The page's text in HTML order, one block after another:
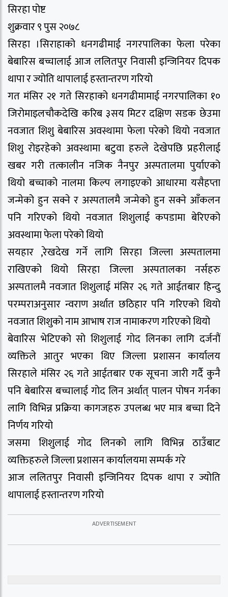
सिरहा पोष्ट
शुक्रवार ९ पुस २०७८
सिरहा ।सिराहाको धनगढीमाई नगरपालिका फेला परेका
बेबारिस बच्चालाई आज ललितपुर निवासी इन्जिनियर दिपक
थापा र ज्योति थापालाई हस्तान्तरण गरियो
गत मंसिर २१ गते सिरहाको धनगढीमामाई नगरपालिका १०
जिरोमाइलचौकदेखि करिब ३सय मिटर दक्षिण सडक छेउमा
नवजात शिशु बेबारिस अवस्थामा फेला परेको थियो नवजात
शिशु रोइरहेको अवस्थामा बटुवा हरुले देखेपछि प्रहरीलाई
खबर गरी तत्कालीन नजिक नैनपुर अस्पतालमा पुर्याएको
थियो बच्चाको नालमा किल्प लगाइएको आधारमा यसैहप्ता
जन्मेको हुन सक्ने र अस्पतालमै जन्मेको हुन सक्ने आँकलन
पनि गरिएको थियो नवजात शिशुलाई कपडामा बेरिएको
अवस्थामा फेला परेको थियो
सयहार ,रेखदेख गर्ने लागि सिरहा जिल्ला अस्पतालमा
राखिएको थियो सिरहा जिल्ला अस्पतालका नर्सहरु
अस्पतालमै नवजात शिशुलाई मंसिर २६ गते आईतबार हिन्दु
परम्पराअनुसार न्वराण अर्थात छठिहार पनि गरिएको थियो
नवजात शिशुको नाम आभाष राज नामाकरण गरिएको थियो
बेवारिस भेटिएको सो शिशुलाई गोद लिनका लागि दर्जनौं
व्यक्तिले आतुर भएका थिए जिल्ला प्रशासन कार्यालय
सिरहाले मंसिर २६ गते आईतबार एक सूचना जारी गर्दै कुनै
पनि बेबारिस बच्चालाई गोद लिन अर्थात् पालन पोषन गर्नका
लागि विभिन्न प्रक्रिया कागजहरु उपलब्ध भए मात्र बच्चा दिने
निर्णय गरियो
जसमा शिशुलाई गोद लिनको लागि विभिन्न ठाउँबाट
व्यक्तिहरुले जिल्ला प्रशासन कार्यालयमा सम्पर्क गरे
आज ललितपुर निवासी इन्जिनियर दिपक थापा र ज्योति
थापालाई हस्तान्तरण गरियो